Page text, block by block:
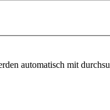
automatisch mit